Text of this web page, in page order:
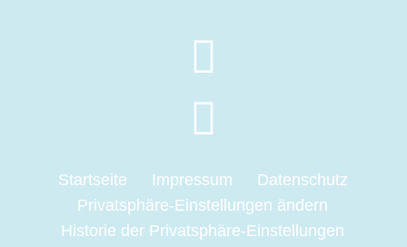
Startseite Impressum
Datenschutz
Privatsphäre-Einstellungen ändern
Historie der Privatsphäre-Einstellungen